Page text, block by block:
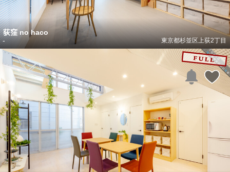
荻窪 no haco
東京都杉並区上荻2丁目
-